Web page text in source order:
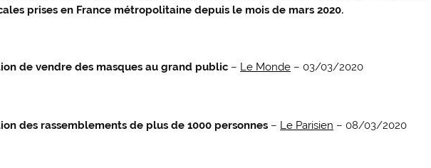
prises en France métropolitaine depuis le mois de mars 2020.
de vendre des masques au grand public – Le Monde – 03/03/2020
des rassemblements de plus de 1000 personnes – Le Parisien – 08/03/2020